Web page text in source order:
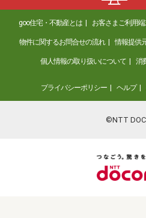
goo住宅・不動産とは お客さまご利用
物件に関するお問合せの流れ 情報提供
個人情報の取り扱いについて 消
プライバシーポリシー ヘルプ
©NTT